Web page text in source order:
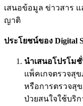
เสนอข้อมูล ข่าวสาร
ญาติ
ประโยชน์ของ Digital
นำเสนอโปรโม
แพ็คเกจตรวจสุ
หรือการตรวจสุ
ป่วยสนใจใช้บริ